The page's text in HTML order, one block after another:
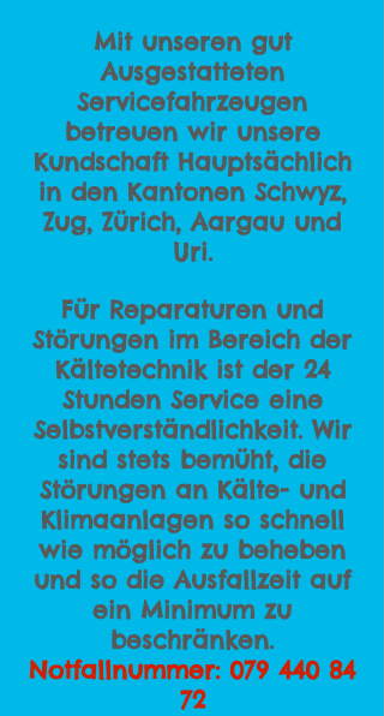
Mit unseren gut
Ausgestatteten
Servicefahrzeugen
betreuen wir unsere
Kundschaft Hauptsächlich
in den Kantonen Schwyz,
Zug, Zürich, Aargau und
Uri.
Für Reparaturen und
Störungen im Bereich der
Kältetechnik ist der 24
Stunden Service eine
Selbstverständlichkeit. Wir
sind stets bemüht, die
Störungen an Kälte- und
Klimaanlagen so schnell
wie möglich zu beheben
und so die Ausfallzeit auf
ein Minimum zu
beschränken.
Notfallnummer: 079 440 84
72